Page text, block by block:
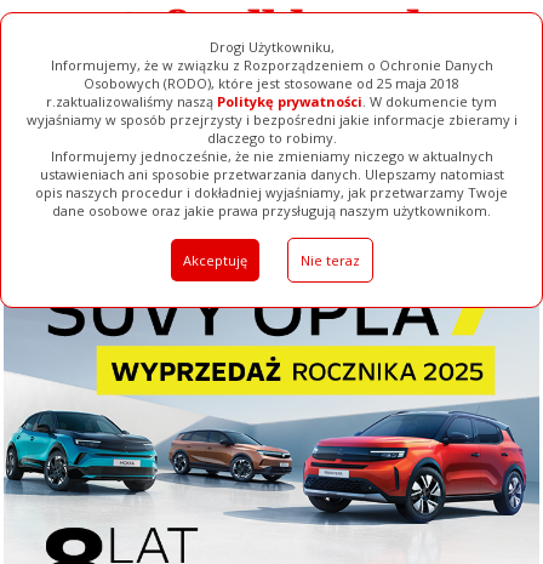
Drogi Użytkowniku,
Informujemy, że w związku z Rozporządzeniem o Ochronie Danych
Osobowych (RODO), które jest stosowane od 25 maja 2018
r.zaktualizowaliśmy naszą Politykę prywatności. W dokumencie tym
wyjaśniamy w sposób przejrzysty i bezpośredni jakie informacje zbieramy i
dlaczego to robimy.
Informujemy jednocześnie, że nie zmieniamy niczego w aktualnych
ustawieniach ani sposobie przetwarzania danych. Ulepszamy natomiast
opis naszych procedur i dokładniej wyjaśniamy, jak przetwarzamy Twoje
dane osobowe oraz jakie prawa przysługują naszym użytkownikom.
Akceptuję Nie teraz
Ogłoszenia Filmy Galerie Baza Firm Pełna Wersja